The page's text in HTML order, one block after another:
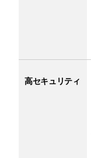
高セキュリティ